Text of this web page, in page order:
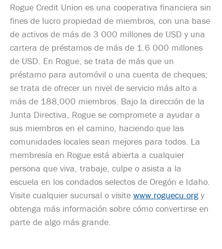
Rogue Credit Union es una cooperativa financiera sin
fines de lucro propiedad de miembros, con una base
de activos de más de 3 000 millones de USD y una
cartera de préstamos de más de 1.6 000 millones
de USD. En Rogue, se trata de más que un
préstamo para automóvil o una cuenta de cheques;
se trata de ofrecer un nivel de servicio más alto a
más de 188,000 miembros. Bajo la dirección de la
Junta Directiva, Rogue se compromete a ayudar a
sus miembros en el camino, haciendo que las
comunidades locales sean mejores para todos. La
membresía en Rogue está abierta a cualquier
persona que viva, trabaje, culpe o asista a la
escuela en los condados selectos de Oregón e Idaho.
Visite cualquier sucursal o visite www.roguecu.org y
obtenga más información sobre cómo convertirse en
parte de algo más grande.